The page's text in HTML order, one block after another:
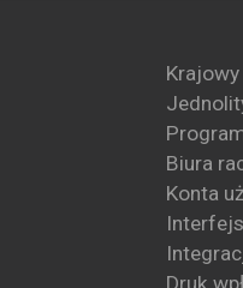
Biura
Konta
Druk